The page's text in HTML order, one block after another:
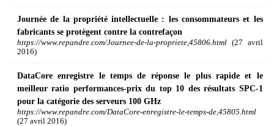
Journée de la propriété intellectuelle : les consommateurs et les
fabricants se protègent contre la contrefaçon
https://www.repandre.com/Journee-de-la-propriete,45806.html (27 avril
2016)
DataCore enregistre le temps de réponse le plus rapide et le
meilleur ratio performances-prix du top 10 des résultats SPC-1
pour la catégorie des serveurs 100 GHz
https://www.repandre.com/DataCore-enregistre-le-temps-de,45805.html
(27 avril 2016)